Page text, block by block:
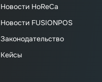
Новости HoReCa
Новости FUSIONPOS
Законодательство
Кейсы